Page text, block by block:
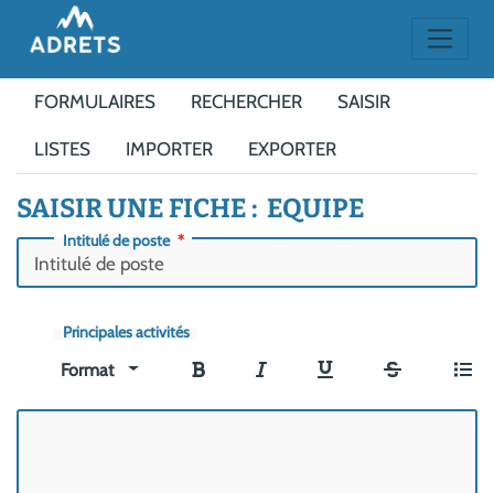
FORMULAIRES RECHERCHER SAISIR
LISTES IMPORTER EXPORTER
SAISIR UNE FICHE : EQUIPE
Intitulé de poste
Principales activités
Format